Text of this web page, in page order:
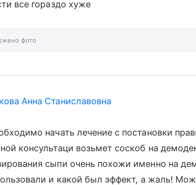
все гораздо хуже
фото
Анна Станиславовна
начать лечение с постановки
консультаци возьмет соскоб на
сыпи очень похожи именно на
и какой был эффект, а жаль!